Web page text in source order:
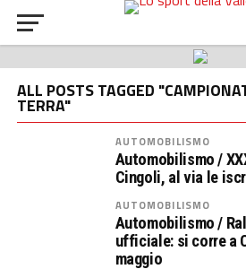
ALL POSTS TAGGED
TERRA"
AUTOMOBILISMO
Automobilismo /
Cingoli, al via le
AUTOMOBILISMO
Automobilismo /
ufficiale: si corre a
maggio